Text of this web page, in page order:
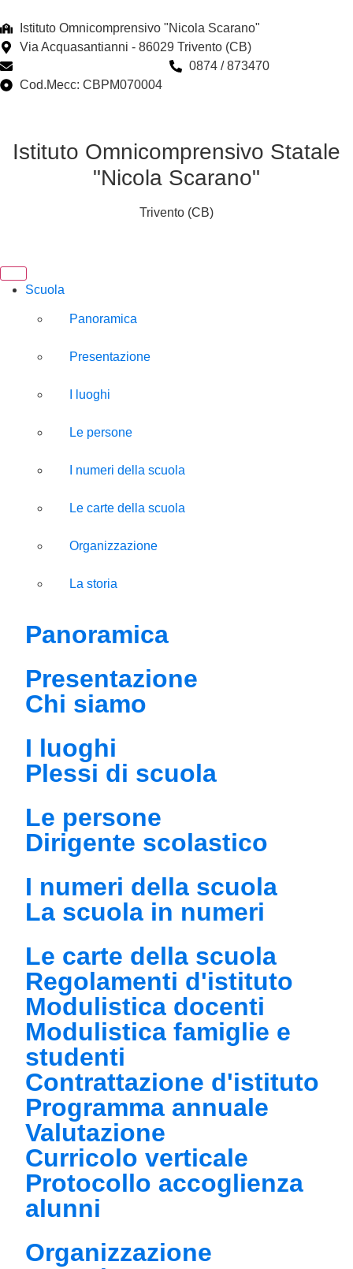
Istituto Omnicomprensivo "Nicola Scarano"
Via Acquasantianni - 86029 Trivento (CB)
0874 / 873470
Cod.Mecc: CBPM070004
Istituto Omnicomprensivo Statale
"Nicola Scarano"
Trivento (CB)
Scuola
Panoramica
Presentazione
I luoghi
Le persone
I numeri della scuola
Le carte della scuola
Organizzazione
La storia
Panoramica
Presentazione
Chi siamo
I luoghi
Plessi di scuola
Le persone
Dirigente scolastico
I numeri della scuola
La scuola in numeri
Le carte della scuola
Regolamenti d'istituto
Modulistica docenti
Modulistica famiglie e
studenti
Contrattazione d'istituto
Programma annuale
Valutazione
Curricolo verticale
Protocollo accoglienza
alunni
Organizzazione